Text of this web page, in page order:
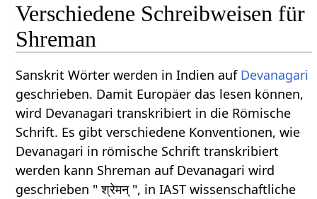
Verschiedene Schreibweisen für
Shreman
Sanskrit Wörter werden in Indien auf Devanagari
geschrieben. Damit Europäer das lesen können,
wird Devanagari transkribiert in die Römische
Schrift. Es gibt verschiedene Konventionen, wie
Devanagari in römische Schrift transkribiert
werden kann Shreman auf Devanagari wird
geschrieben " श्रेमन् ", in IAST wissenschaftliche